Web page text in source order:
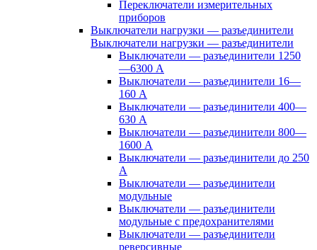
Переключатели измерительных
приборов
Выключатели нагрузки — разъединители
Выключатели нагрузки — разъединители
Выключатели — разъединители 1250
—6300 А
Выключатели — разъединители 16—
160 А
Выключатели — разъединители 400—
630 А
Выключатели — разъединители 800—
1600 А
Выключатели — разъединители до 250
А
Выключатели — разъединители
модульные
Выключатели — разъединители
модульные с предохранителями
Выключатели — разъединители
реверсивные